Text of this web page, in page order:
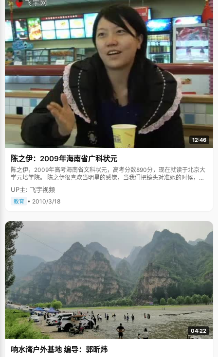
12:46
陈之伊：2009年海南省广科状元
陈之伊，2009年高考海南省文科状元，高考分数890分，现在就读于北京大
学元培学院。 陈之伊很喜欢当明星的感觉，当我们把镜头对准她的时候，她
立即神采飞扬，精神奕奕，昨晚熬夜看书的疲惫顿时一扫而空。她笑着
说，"这就是90后&lsquo;爱演&rsquo;的特征"，之后她吐了吐舌头，说，"其
实是我被拍习惯了。爸爸喜欢摄影，总爱拿我当模特，呵呵"。 不过，当状元
堵了"，陈之伊回想起当初的情景，笑容灿烂。 英语达人 让陈之伊最自豪的
科目是英语，她口语特别溜，高二时候托福考试拿了89分，差一分就可以申
请奖学金出国了。"没关系，在大学里再加加油，还是有机会的"，陈之伊非
常自信。 兴趣是最好的老师。陈之伊从小喜欢看动画片，跟着动画片学英
语。看迪斯尼动画片，先看的中文版，看好几遍，内容都记住了，然后换成
英文版看，先培养语境。"觉得那种发音很有意思，听到一个单词后会想，在
中文版里边喊的是什么，一对照，就记住了"，陈之伊说，"后来喜欢看纪录
片，也是英文版，对世界各地的风土人情特别感兴趣。" 陈之伊有一整套
BBC纪录片全集，是妈妈送的生日礼物，她特别宝贝，看了无数遍，想着有
一天能够走遍这些地方。 陈之伊的口语非常棒，她经常出外旅游，可以毫无
障碍的与当地的人交流，有时候还担负起导游助理翻译的任务。口语一直是
陈之伊最自信的强项，"我现在就在给一个外国教授当助教呢"，陈之伊说。
独立自主，喜欢一个人旅行 陈之伊的座右铭是"己所不欲，勿施于人"，她
非常感谢父母培养了自己独立自主的个性。"我们家非常民主开放，有点欧式
的教育方式"。陈之伊回忆说，上小学的时候选学校，一所全市最好的学校和
一所私立的学校比较，因为自己喜欢新的宽敞的环境，最后选了私立学校。
一般的父母都会替孩子选择，而陈之伊的父母则非常尊重孩子的意见，包括
UP主: 飞宇视频
教育 • 2010/3/18
04:22
响水湾户外基地 编导：郭昕炜